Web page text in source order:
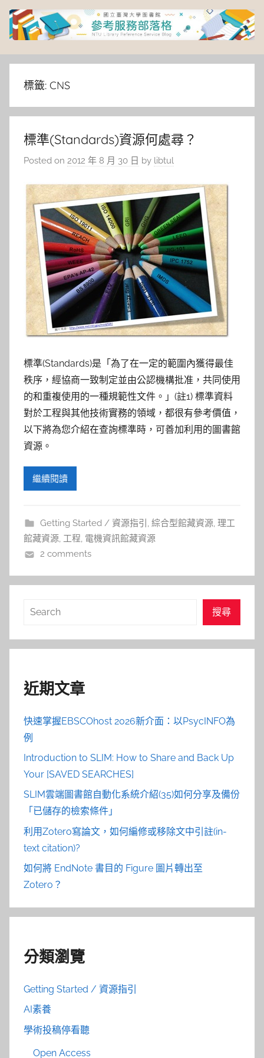
Skip
content
臺
灣
大
學
圖
書
館
參
考
服
務
部
落
格
標籤: CNS
標準(Standards)資源何處尋？
Posted on 2012 年 8 月 30 日 by libtul
標準(Standards)是「為了在一定的範圍內獲得最佳
秩序，經協商一致制定並由公認機構批准，共同使用
的和重複使用的一種規範性文件。」(註1) 標準資料
對於工程與其他技術實務的領域，都很有參考價值，
以下將為您介紹在查詢標準時，可善加利用的圖書館
資源。
繼續閱讀
Getting Started / 資源指引 , 綜合型館藏資源, 理工
館藏資源, 工程, 電機資訊館藏資源
2 comments
搜
搜尋
近期文章
快速掌握EBSCOhost 2026新介面：以PsycINFO為
例
Introduction to SLIM: How to Share and Back Up
Your [SAVED SEARCHES]
SLIM雲端圖書館自動化系統介紹(35)如何分享及備份
「已儲存的檢索條件」
利用Zotero寫論文，如何編修或移除文中引註(in-
text citation)?
如何將 EndNote 書目的 Figure 圖片轉出至
Zotero？
分類瀏覽
Getting Started / 資源指引
AI素養
學術投稿停看聽
Open Access